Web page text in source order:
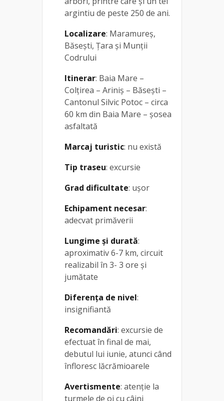
argintiu de peste 250 de ani.
Localizare: Maramureș,
Băsești, Țara și Munții
Codrului
Itinerar: Baia Mare –
Colțirea – Ariniș – Băsești –
Cantonul Silvic Potoc – circa
60 km din Baia Mare – șosea
asfaltată
Marcaj turistic: nu există
Tip traseu: excursie
Grad dificultate: ușor
Echipament necesar:
adecvat primăverii
Lungime și durată:
aproximativ 6-7 km, circuit
realizabil în 3- 3 ore și
jumătate
Diferența de nivel:
insignifiantă
Recomandări: excursie de
efectuat în final de mai,
debutul lui iunie, atunci când
înfloresc lăcrămioarele
Avertismente: atenție la
turmele de oi cu câini